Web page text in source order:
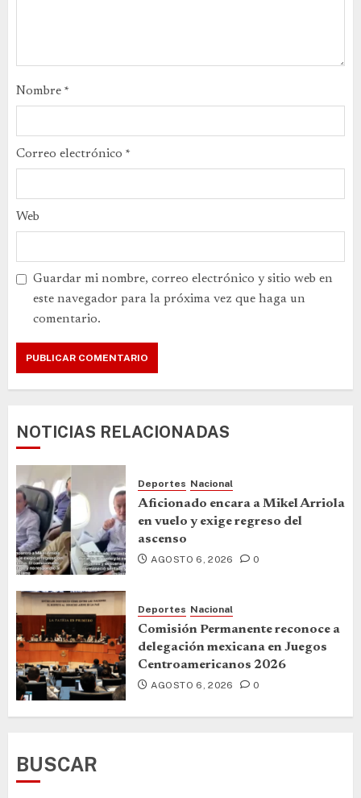
Nombre *
Correo electrónico *
Web
Guardar mi nombre, correo electrónico y sitio web en
este navegador para la próxima vez que haga un
comentario.
NOTICIAS RELACIONADAS
Deportes Nacional
Aficionado encara a Mikel Arriola
en vuelo y exige regreso del
ascenso
AGOSTO 6, 2026 0
Deportes Nacional
Comisión Permanente reconoce a
delegación mexicana en Juegos
Centroamericanos 2026
AGOSTO 6, 2026 0
BUSCAR